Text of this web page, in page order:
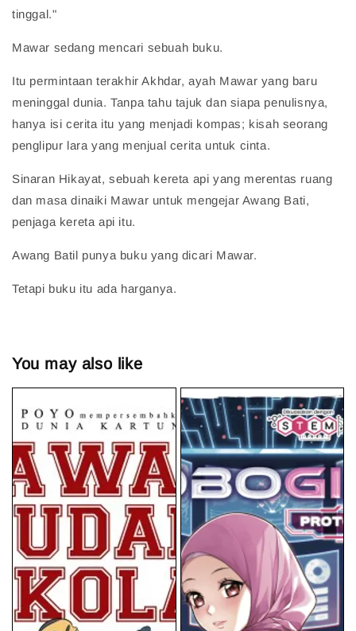
tinggal."
Mawar sedang mencari sebuah buku.
Itu permintaan terakhir Akhdar, ayah Mawar yang baru
meninggal dunia. Tanpa tahu tajuk dan siapa penulisnya,
hanya isi cerita itu yang menjadi kompas; kisah seorang
penglipur lara yang menjual cerita untuk cinta.
Sinaran Hikayat, sebuah kereta api yang merentas ruang
dan masa dinaiki Mawar untuk mengejar Awang Bati,
penjaga kereta api itu.
Awang Batil punya buku yang dicari Mawar.
Tetapi buku itu ada harganya.
You may also like